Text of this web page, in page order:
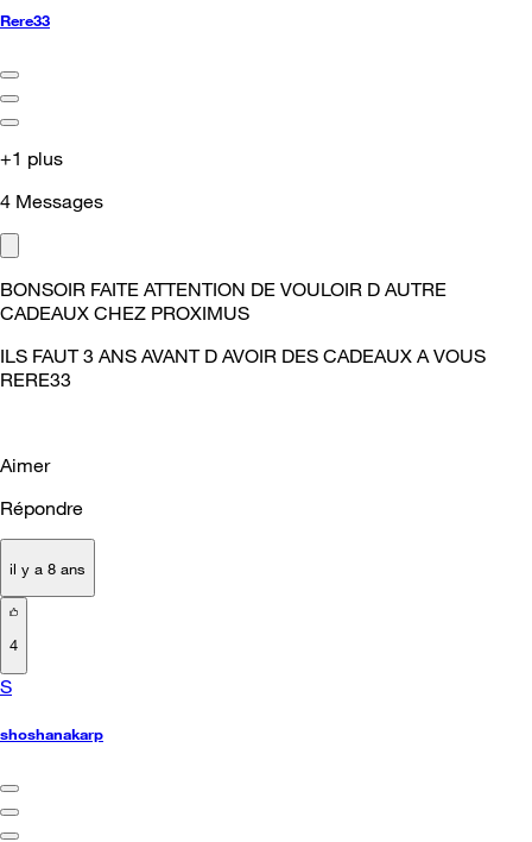
Rere33
+1 plus
4 Messages
BONSOIR FAITE ATTENTION DE VOULOIR D AUTRE
CADEAUX CHEZ PROXIMUS
ILS FAUT 3 ANS AVANT D AVOIR DES CADEAUX A VOUS
RERE33
Aimer
Répondre
il y a 8 ans
4
S
shoshanakarp